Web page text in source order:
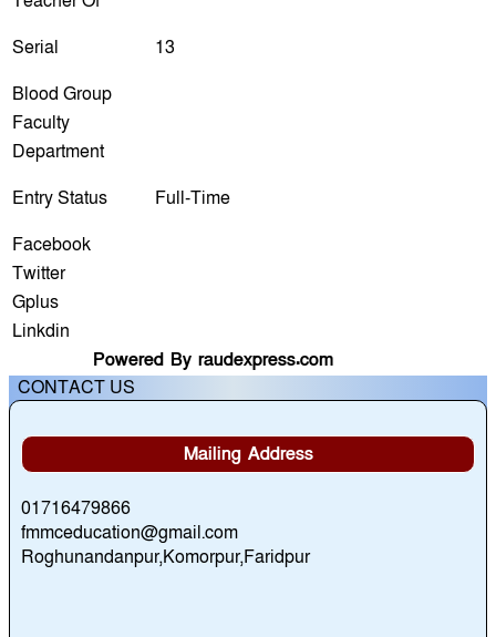
Serial
13
Blood Group
Faculty
Department
Entry Status
Full-Time
Facebook
Twitter
Gplus
Linkdin
Powered By raudexpress.com
CONTACT US
Mailing Address
01716479866
fmmceducation@gmail.com
Roghunandanpur,Komorpur,Faridpur